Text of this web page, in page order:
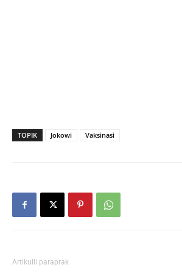
TOPIK Jokowi Vaksinasi
Artikulli paraprak